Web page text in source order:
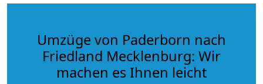
Umzüge von Paderborn nach
Friedland Mecklenburg: Wir
machen es Ihnen leicht